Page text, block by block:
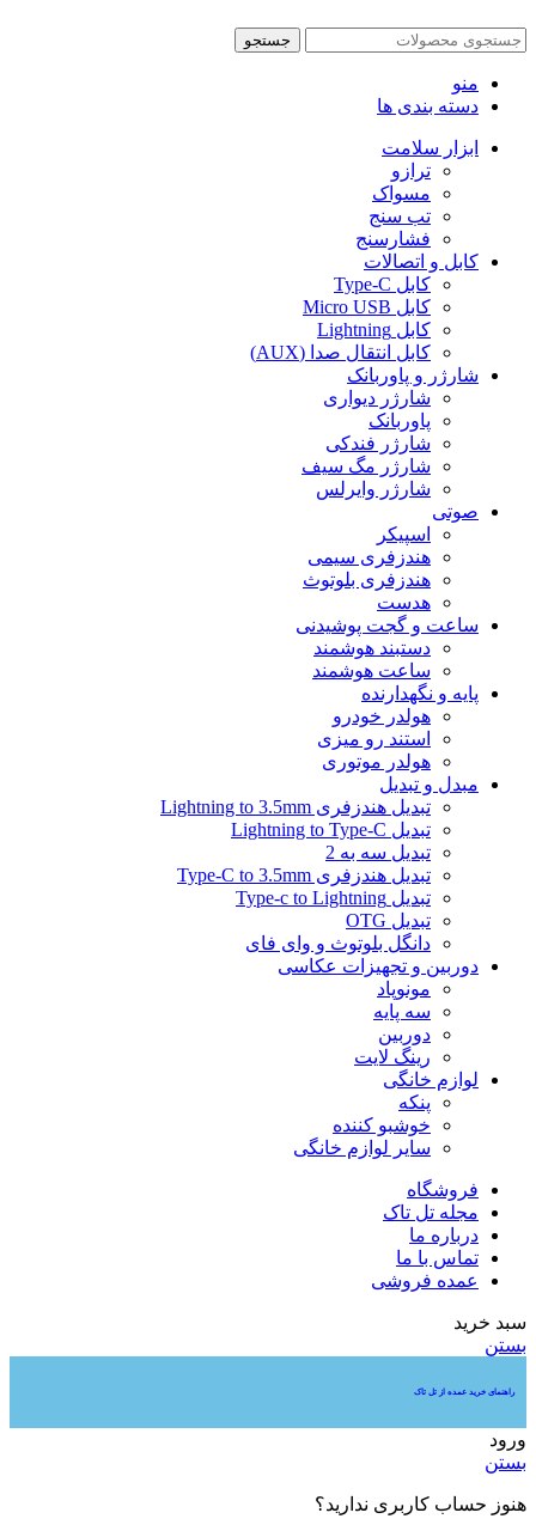
جستجو
منو
دسته بندی ها
ابزار سلامت
ترازو
مسواک
تب سنج
فشارسنج
کابل و اتصالات
کابل Type-C
کابل Micro USB
کابل Lightning
کابل انتقال صدا (AUX)
شارژر و پاوربانک
شارژر دیواری
پاوربانک
شارژر فندکی
شارژر مگ سیف
شارژر وایرلس
صوتی
اسپیکر
هندزفری سیمی
هندزفری بلوتوث
هدست
ساعت و گجت پوشیدنی
دستبند هوشمند
ساعت هوشمند
پایه و نگهدارنده
هولدر خودرو
استند رو میزی
هولدر موتوری
مبدل و تبدیل
تبدیل هندزفری Lightning to 3.5mm
تبدیل Lightning to Type-C
تبدیل سه به 2
تبدیل هندزفری Type-C to 3.5mm
تبدیل Type-c to Lightning
تبدیل OTG
دانگل بلوتوث و وای فای
دوربین و تجهیزات عکاسی
مونوپاد
سه پایه
دوربین
رینگ لایت
لوازم خانگی
پنکه
خوشبو کننده
سایر لوازم خانگی
فروشگاه
مجله تل تاک
درباره ما
تماس با ما
عمده‌ فروشی
سبد خرید
بستن
راهنمای خرید عمده از تل تاک
ورود
بستن
هنوز حساب کاربری ندارید؟